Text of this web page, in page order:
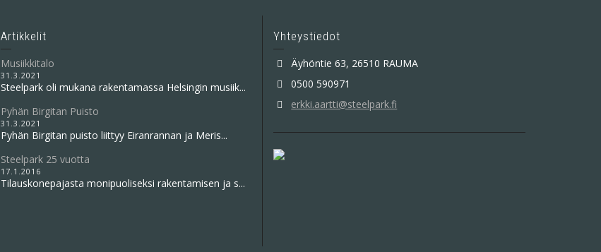
Artikkelit
Musiikkitalo
31.3.2021
Steelpark oli mukana rakentamassa Helsingin musiik...
Pyhän Birgitan Puisto
31.3.2021
Pyhän Birgitan puisto liittyy Eiranrannan ja Meris...
Steelpark 25 vuotta
17.1.2016
Tilauskonepajasta monipuoliseksi rakentamisen ja s...
Yhteystiedot
Äyhöntie 63, 26510 RAUMA
0500 590971
erkki.aartti@steelpark.fi